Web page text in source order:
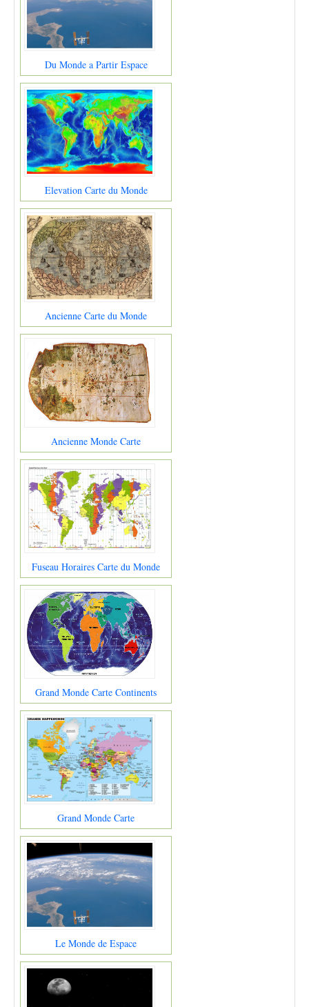
Du Monde a Partir Espace
Elevation Carte du Monde
Ancienne Carte du Monde
Ancienne Monde Carte
Fuseau Horaires Carte du Monde
Grand Monde Carte Continents
Grand Monde Carte
Le Monde de Espace